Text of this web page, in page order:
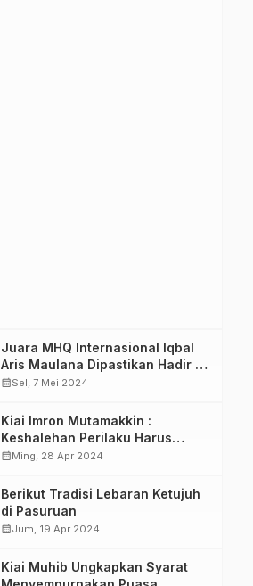
Juara MHQ Internasional Iqbal
Aris Maulana Dipastikan Hadir di
Halalbihalal NU Pasuruan
calendar_monthSel, 7 Mei 2024
Kiai Imron Mutamakkin :
Keshalehan Perilaku Harus
Berlanjut Luar Bulan Ramadhan
calendar_monthMing, 28 Apr 2024
Berikut Tradisi Lebaran Ketujuh
di Pasuruan
calendar_monthJum, 19 Apr 2024
Kiai Muhib Ungkapkan Syarat